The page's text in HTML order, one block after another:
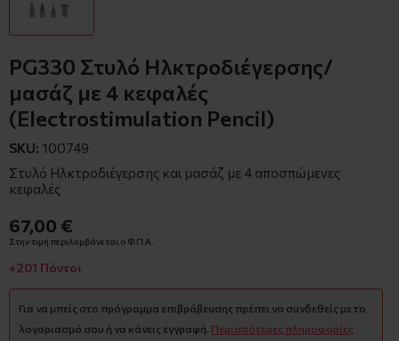
PG330 Στυλό Ηλκτροδιέγερσης/
μασάζ με 4 κεφαλές
(Electrostimulation Pencil)
SKU: 100749
Στυλό Ηλκτροδιέγερσης και μασάζ με 4 αποσπώμενες
κεφαλές
67,00 €
Στην τιμή περιλαμβάνεται ο Φ.Π.Α.
+201 Πόντοι
Για να μπείς στο πρόγραμμα επιβράβευσης πρέπει να συνδεθείς με το
λογαριασμό σου ή να κάνεις εγγραφή. Περισσότερες πληροφορίες